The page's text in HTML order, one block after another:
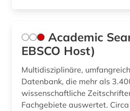
bergbau (2)
berlin (5)
beschreibung (1)
Academic
EBSCO Host)
Multidisziplinäre,
Datenbank, die mehr als
wissenschaftliche
Fachgebiete auswertet.